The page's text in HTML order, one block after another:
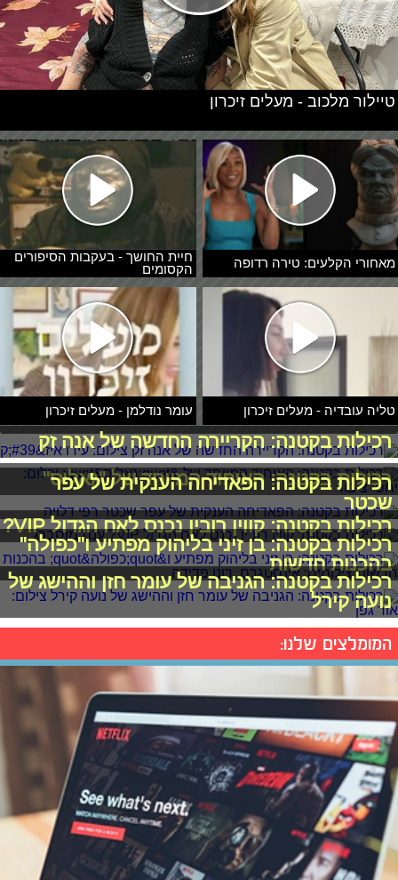
מאחורי הקלעים: טירה רדופה
חיית החושך - בעקבות הסיפורים
הקסומים
טליה עובדיה - מעלים זיכרון עומר נודלמן - מעלים זיכרון
טיילור מלכוב - מעלים זיכרון
רכילות בקטנה: הקריירה החדשה של אנה זק
רכילות בקטנה: האיחוד המיוחד של "גאליס"
רכילות בקטנה: הפאדיחה הענקית של עפר
שכטר
רכילות בקטנה: קווין רובין נכנס לאח הגדול VIP?
רכילות בקטנה: בן זיני בליהוק מפתיע ו"כפולה"
בהכנות חדשות
רכילות בקטנה: הגניבה של עומר חזן וההישג של
נועה קירל
המומלצים שלנו: